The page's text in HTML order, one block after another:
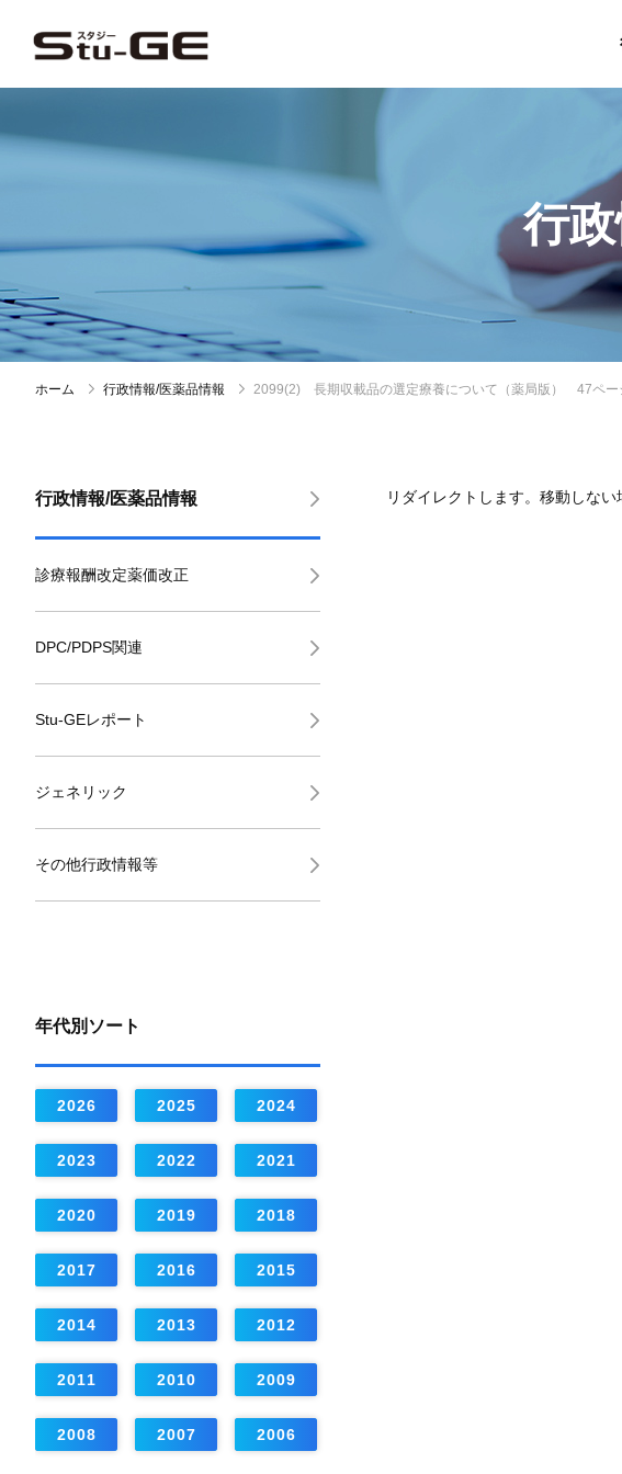
行
ホーム 行政情報/医薬品情報 2099(2) 長期収載品の選定療養について（薬局版） 47ペ
リダイレクトします。移動しな
行政情報/医薬品情報
診療報酬改定薬価改正
DPC/PDPS関連
Stu-GEレポート
ジェネリック
その他行政情報等
年代別ソート
2026 2025 2024
2023 2022 2021
2020 2019 2018
2017 2016 2015
2014 2013 2012
2011 2010 2009
2008 2007 2006